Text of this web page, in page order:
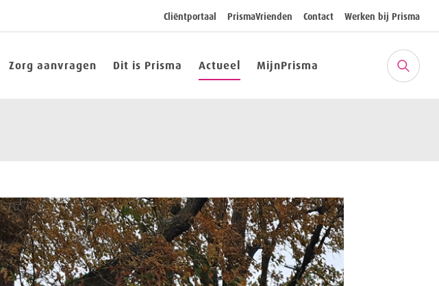
Cliëntportaal PrismaVrienden Contact Werken bij Prisma
Zorg aanvragen Dit is Prisma Actueel MijnPrisma